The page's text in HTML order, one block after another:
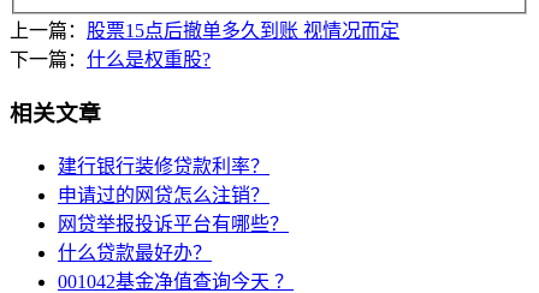
上一篇： 股票15点后撤单多久到账 视情况而定
下一篇： 什么是权重股?
相关文章
建行银行装修贷款利率？
申请过的网贷怎么注销？
网贷举报投诉平台有哪些？
什么贷款最好办？
001042基金净值查询今天 ？